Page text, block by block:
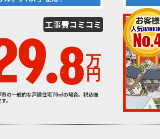
工事費コミコミ
8万
円
市の一般的な戸建住宅70㎡の場合。税込価
。